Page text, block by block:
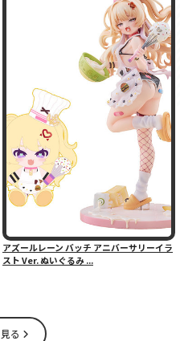
アズールレーン バッチ アニバーサリーイラ
スト Ver. ぬいぐるみ ...
る